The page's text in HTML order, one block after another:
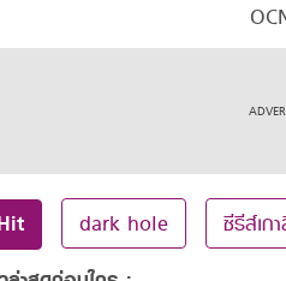
dark hole ซีรีส์เก